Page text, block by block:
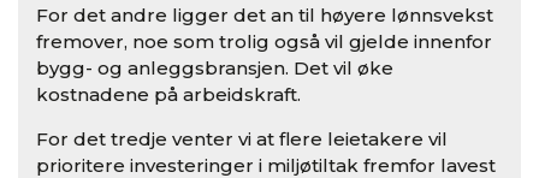
For det andre ligger det an til høyere lønnsvekst
fremover, noe som trolig også vil gjelde innenfor
bygg- og anleggsbransjen. Det vil øke
kostnadene på arbeidskraft.
For det tredje venter vi at flere leietakere vil
prioritere investeringer i miljøtiltak fremfor lavest